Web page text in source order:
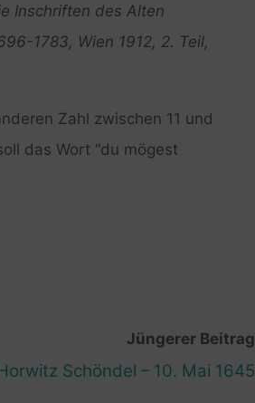
Inschriften des Alten
1783, Wien 1912, 2. Teil,
Zahl zwischen 11 und
das Wort “du mögest
Jüngerer Beitrag
Schöndel – 10. Mai 1645